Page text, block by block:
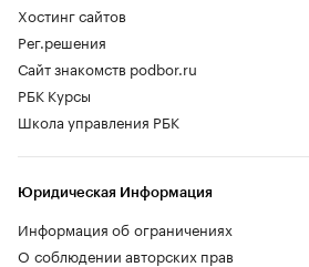
Хостинг сайтов
Рег.решения
Сайт знакомств podbor.ru
РБК Курсы
Школа управления РБК
Юридическая Информация
Информация об ограничениях
О соблюдении авторских прав